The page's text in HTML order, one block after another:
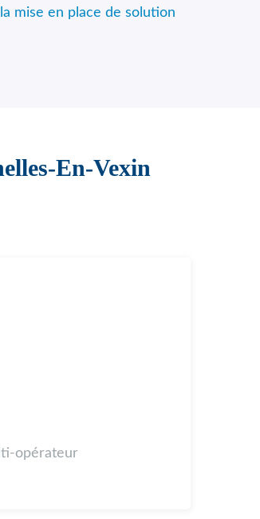
mise en place de solution
En-Vexin
opérateur